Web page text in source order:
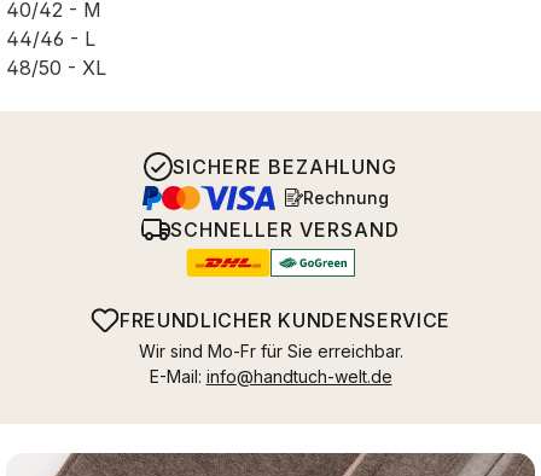
40/42 - M
44/46 - L
48/50 - XL
SICHERE BEZAHLUNG
Rechnung
SCHNELLER VERSAND
FREUNDLICHER KUNDENSERVICE
Wir sind Mo-Fr für Sie erreichbar.
E-Mail: info@handtuch-welt.de